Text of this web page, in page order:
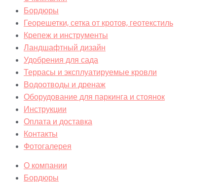
Бордюры
Георешетки, сетка от кротов, геотекстиль
Крепеж и инструменты
Ландшафтный дизайн
Удобрения для сада
Террасы и эксплуатируемые кровли
Водоотводы и дренаж
Оборудование для паркинга и стоянок
Инструкции
Оплата и доставка
Контакты
Фотогалерея
О компании
Бордюры